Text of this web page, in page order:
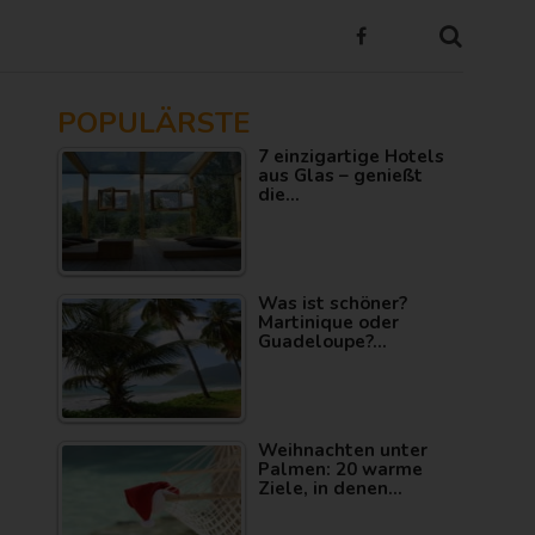
POPULÄRSTE
7 einzigartige Hotels
aus Glas – genießt
die…
Was ist schöner?
Martinique oder
Guadeloupe?…
Weihnachten unter
Palmen: 20 warme
Ziele, in denen…